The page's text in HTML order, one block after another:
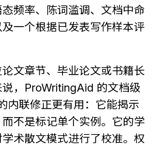
频率、陈词滥调、文档中命
一个根据已发表写作样本评
文章节、毕业论文或书籍长
，ProWritingAid 的文档级
内联修正更有用：它能揭示
不是标记单个实例。它的学
术散文模式进行了校准。权